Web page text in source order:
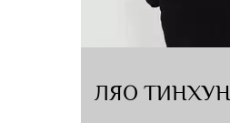
ЛЯО ТИНХУН